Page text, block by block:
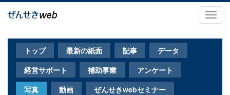
メ
トップ 最新の紙面 記事
データ
経営サポート
補助事業
アンケート
写真
動画
ぜんせきwebセミナー